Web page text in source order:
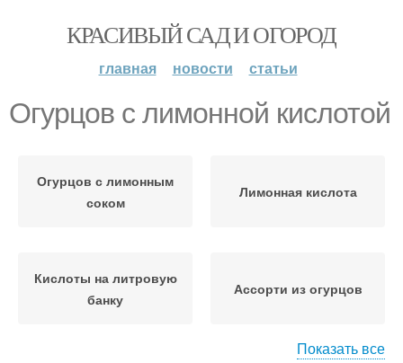
КРАСИВЫЙ САД И ОГОРОД
главная новости статьи
Огурцов с лимонной кислотой
Огурцов с лимонным
соком
Лимонная кислота
Кислоты на литровую
банку
Ассорти из огурцов
Показать все